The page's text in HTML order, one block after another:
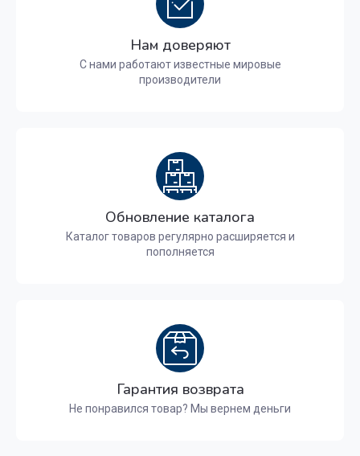
Нам доверяют
С нами работают известные мировые
производители
Обновление каталога
Каталог товаров регулярно расширяется и
пополняется
Гарантия возврата
Не понравился товар? Мы вернем деньги